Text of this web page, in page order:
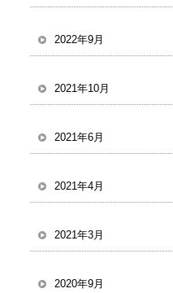
2022年9月
2021年10月
2021年6月
2021年4月
2021年3月
2020年9月